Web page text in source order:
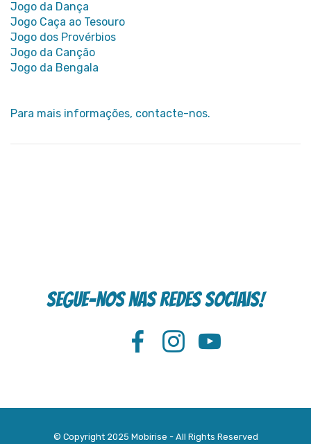
Jogo da Dança
Jogo Caça ao Tesouro
Jogo dos Provérbios
Jogo da Canção
Jogo da Bengala
Para mais informações, contacte-nos.
Segue-nos nas redes sociais!
© Copyright 2025 Mobirise - All Rights Reserved